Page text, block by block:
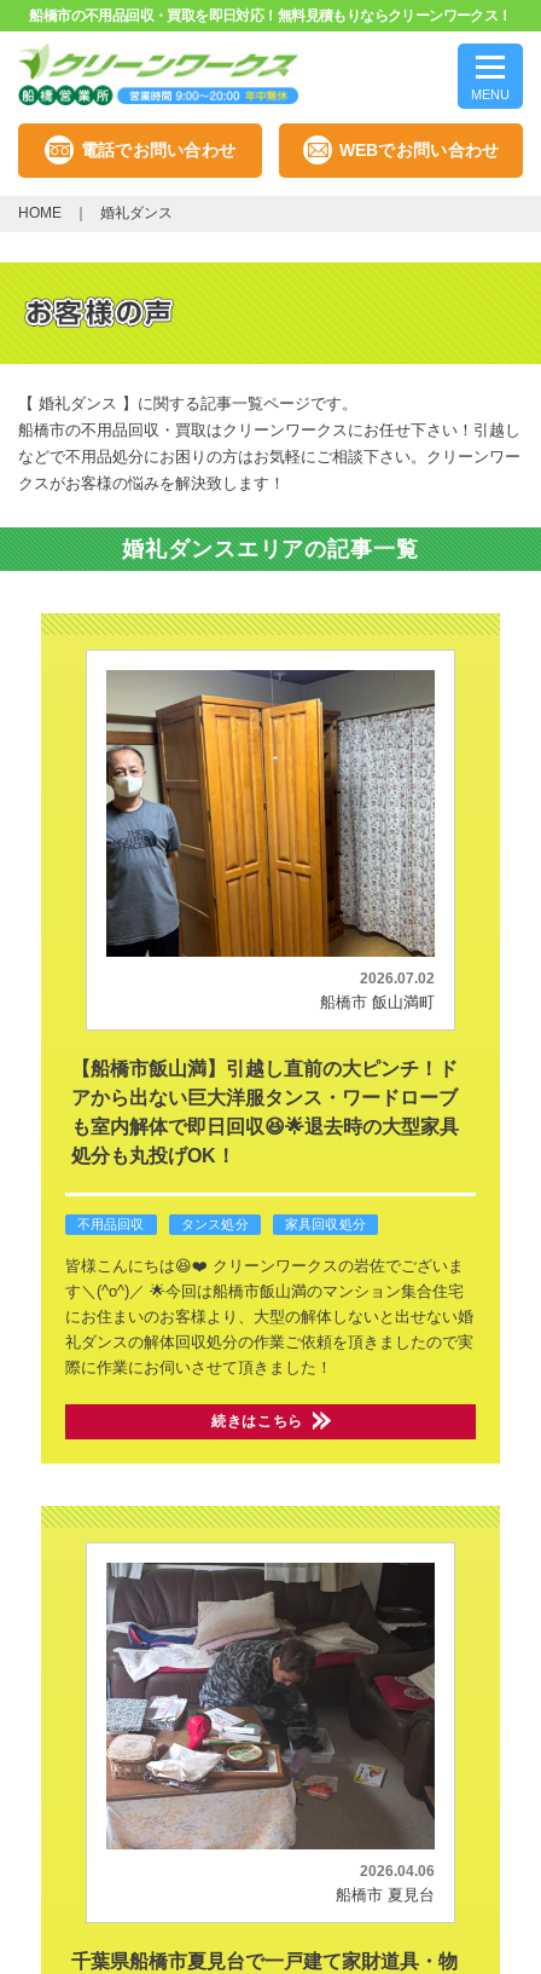
船橋市の不用品回収・買取を即日対応！無料見積もりならクリーンワークス！
MENU
電話でお問い合わせ WEBでお問い合わせ
HOME 婚礼ダンス
【 婚礼ダンス 】に関する記事一覧ページです。
船橋市の不用品回収・買取はクリーンワークスにお任せ下さい！引越し
などで不用品処分にお困りの方はお気軽にご相談下さい。クリーンワー
クスがお客様の悩みを解決致します！
婚礼ダンスエリアの記事一覧
2026.07.02
船橋市 飯山満町
【船橋市飯山満】引越し直前の大ピンチ！ド
アから出ない巨大洋服タンス・ワードローブ
も室内解体で即日回収😆🌟退去時の大型家具
処分も丸投げOK！
不用品回収 タンス処分 家具回収処分
皆様こんにちは😆❤️ クリーンワークスの岩佐でございま
す＼(^o^)／ 🌟今回は船橋市飯山満のマンション集合住宅
にお住まいのお客様より、大型の解体しないと出せない婚
礼ダンスの解体回収処分の作業ご依頼を頂きましたので実
際に作業にお伺いさせて頂きました！
続きはこちら
2026.04.06
船橋市 夏見台
千葉県船橋市夏見台で一戸建て家財道具・物